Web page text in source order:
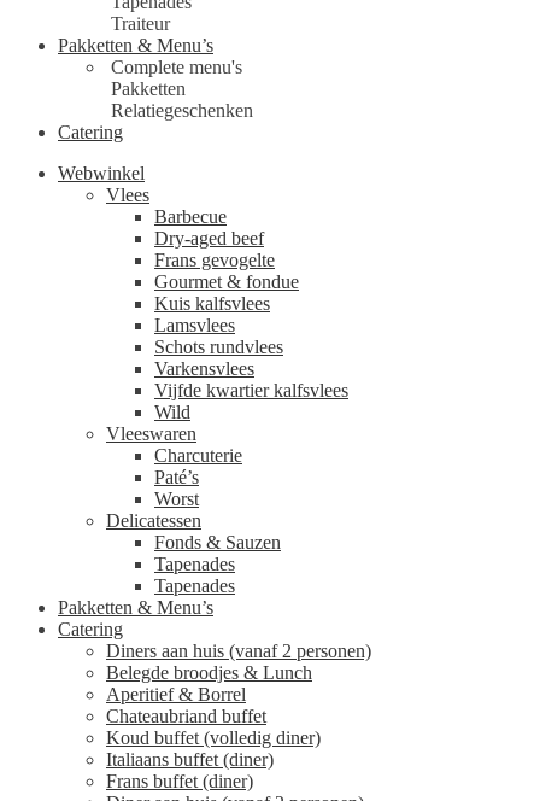
Traiteur
Pakketten & Menu’s
Complete menu's
Pakketten
Relatiegeschenken
Catering
Webwinkel
Vlees
Barbecue
Dry-aged beef
Frans gevogelte
Gourmet & fondue
Kuis kalfsvlees
Lamsvlees
Schots rundvlees
Varkensvlees
Vijfde kwartier kalfsvlees
Wild
Vleeswaren
Charcuterie
Paté’s
Worst
Delicatessen
Fonds & Sauzen
Tapenades
Tapenades
Pakketten & Menu’s
Catering
Diners aan huis (vanaf 2 personen)
Belegde broodjes & Lunch
Aperitief & Borrel
Chateaubriand buffet
Koud buffet (volledig diner)
Italiaans buffet (diner)
Frans buffet (diner)